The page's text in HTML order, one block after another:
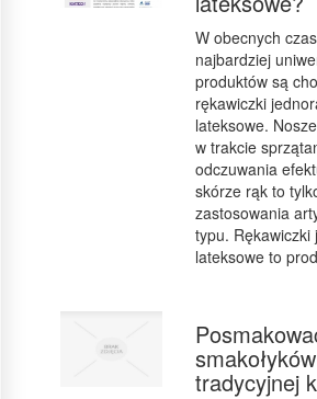
W obecnych
najbardziej
produktów są
rękawiczki
lateksowe.
w trakcie
odczuwania
skórze rąk to
zastosowania
typu. Rękawiczki
lateksowe to
tradycyjnej